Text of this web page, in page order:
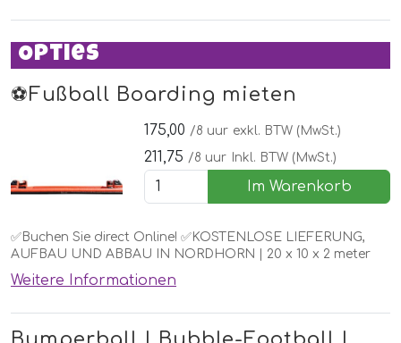
Opties
⚽️Fußball Boarding mieten
175,00 /8 uur exkl. BTW (MwSt.)
211,75 /8 uur Inkl. BTW (MwSt.)
Im Warenkorb
✅Buchen Sie direct Online! ✅KOSTENLOSE LIEFERUNG,
AUFBAU UND ABBAU IN NORDHORN | 20 x 10 x 2 meter
Weitere Informationen